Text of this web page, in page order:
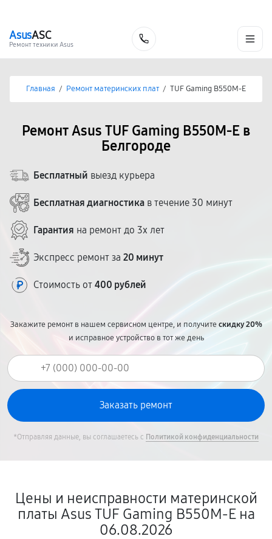
AsusASC
Ремонт техники Asus
Главная / Ремонт материнских плат / TUF Gaming B550M-E
Ремонт Asus TUF Gaming B550M-E в
Белгороде
Бесплатный выезд курьера
Бесплатная диагностика в течение 30 минут
Гарантия на ремонт до 3х лет
Экспресс ремонт за 20 минут
Стоимость от 400 рублей
Закажите ремонт в нашем сервисном центре, и получитескидку 20%
и исправное устройство в тот же день
*Отправляя данные, вы соглашаетесь с Политикой конфиденциальности
Цены и неисправности материнской
платы Asus TUF Gaming B550M-E на
06.08.2026